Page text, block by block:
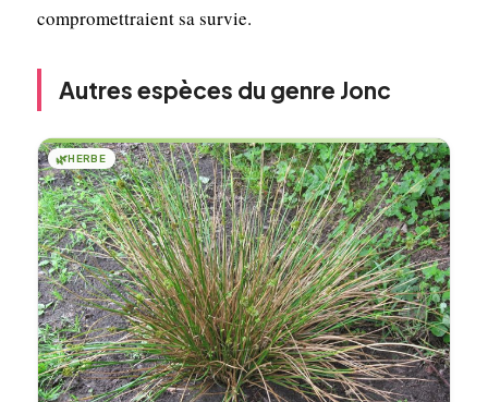
compromettraient sa survie.
Autres espèces du genre Jonc
🌿HERBE